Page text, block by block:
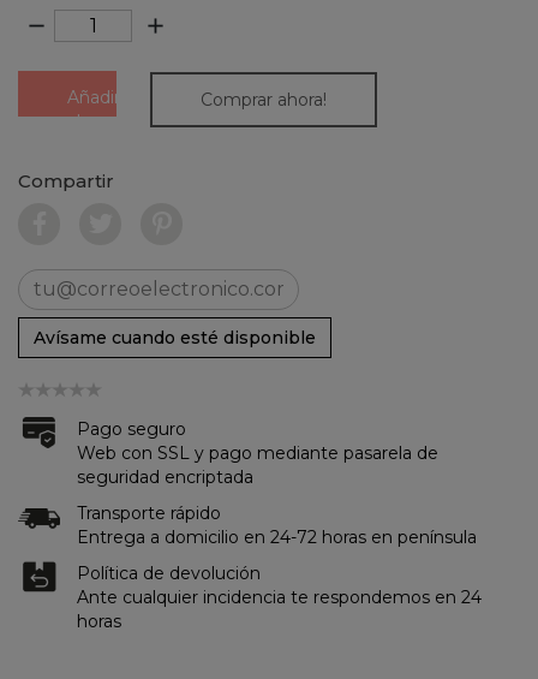
remove add
Añadir
al
Comprar ahora!
Compartir
Avísame cuando esté disponible
Pago seguro
Web con SSL y pago mediante pasarela de
seguridad encriptada
Transporte rápido
Entrega a domicilio en 24-72 horas en península
Política de devolución
Ante cualquier incidencia te respondemos en 24
horas